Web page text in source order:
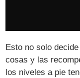
Esto no solo
cosas y las
los niveles a pie